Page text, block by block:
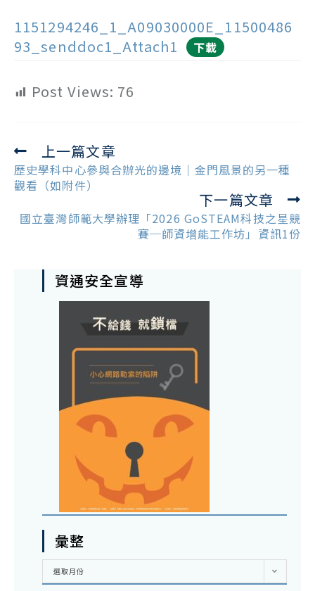
1151294246_1_A09030000E_11500486
93_senddoc1_Attach1
下載
Post Views: 76
Read
more
articles
上一篇文章
歷史學科中心參與合辦光的邊境｜金門風景的另一種
觀看（如附件）
下一篇文章
國立臺灣師範大學辦理「2026 GoSTEAM科技之星競
賽─師資增能工作坊」資訊1份
資通安全宣導
彙整
彙
選取月份